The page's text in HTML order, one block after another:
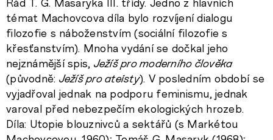
Řád T. G. Masaryka III. třídy. Jedno z hlavních
témat Machovcova díla bylo rozvíjení dialogu
filozofie s náboženstvím (sociální filozofie s
křesťanstvím). Mnoha vydání se dočkal jeho
nejznámější spis, Ježíš pro moderního člověka
(původně: Ježíš pro ateisty). V posledním období se
vyjadřoval jednak na podporu feminismu, jednak
varoval před nebezpečím ekologických hrozeb.
Díla: Utopie blouznivců a sektářů (s Markétou